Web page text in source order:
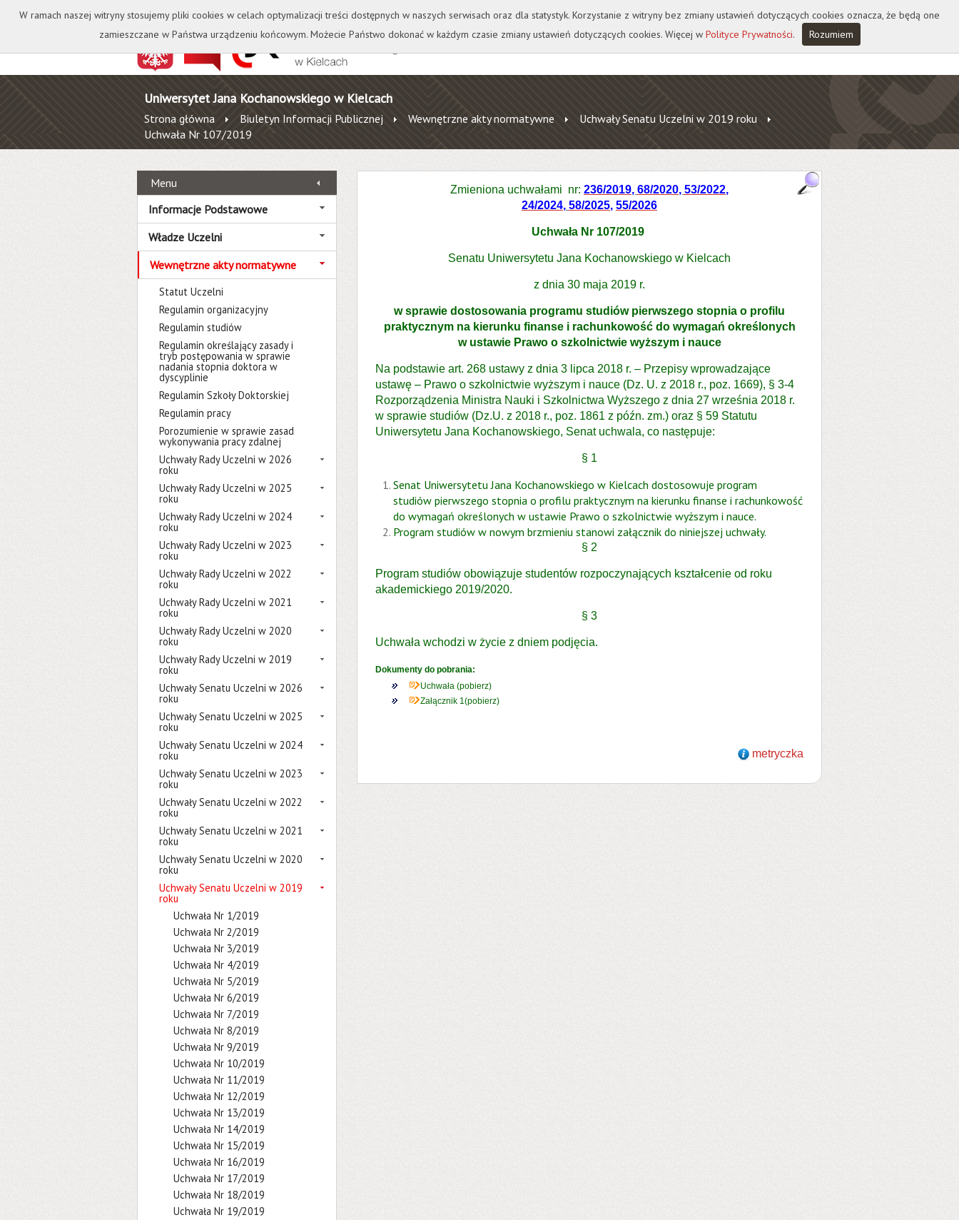
Kontakt Biblioteka Wydawnictwo Wirtualna Uczelnia A A A A
Uniwersytet Jana Kochanowskiego w Kielcach
Strona główna Biuletyn Informacji Publicznej Wewnętrzne akty normatywne
Uchwały Senatu Uczelni w 2019 roku
Uchwała Nr 107/2019
Menu
Informacje Podstawowe
Władze Uczelni
Wewnętrzne akty normatywne
Statut Uczelni
Regulamin organizacyjny
Regulamin studiów
Regulamin określający zasady i
tryb postępowania w sprawie
nadania stopnia doktora w
dyscyplinie
Regulamin Szkoły Doktorskiej
Regulamin pracy
Porozumienie w sprawie zasad
wykonywania pracy zdalnej
Uchwały Rady Uczelni w 2026
roku
Uchwały Rady Uczelni w 2025
roku
Uchwały Rady Uczelni w 2024
roku
Uchwały Rady Uczelni w 2023
roku
Uchwały Rady Uczelni w 2022
roku
Uchwały Rady Uczelni w 2021
roku
Uchwały Rady Uczelni w 2020
roku
Uchwały Rady Uczelni w 2019
roku
Uchwały Senatu Uczelni w 2026
roku
Uchwały Senatu Uczelni w 2025
roku
Uchwały Senatu Uczelni w 2024
roku
Uchwały Senatu Uczelni w 2023
roku
Uchwały Senatu Uczelni w 2022
roku
Uchwały Senatu Uczelni w 2021
roku
Uchwały Senatu Uczelni w 2020
roku
Uchwały Senatu Uczelni w 2019
roku
Uchwała Nr 1/2019
Uchwała Nr 2/2019
Uchwała Nr 3/2019
Uchwała Nr 4/2019
Uchwała Nr 5/2019
Uchwała Nr 6/2019
Uchwała Nr 7/2019
Uchwała Nr 8/2019
Uchwała Nr 9/2019
Uchwała Nr 10/2019
Uchwała Nr 11/2019
Uchwała Nr 12/2019
Uchwała Nr 13/2019
Uchwała Nr 14/2019
Uchwała Nr 15/2019
Uchwała Nr 16/2019
Uchwała Nr 17/2019
Uchwała Nr 18/2019
Uchwała Nr 19/2019
Zmieniona uchwałami nr: 236/2019, 68/2020, 53/2022,
24/2024, 58/2025, 55/2026
Uchwała Nr 107/2019
Senatu Uniwersytetu Jana Kochanowskiego w Kielcach
z dnia 30 maja 2019 r.
w sprawie dostosowania programu studiów pierwszego stopnia o profilu
praktycznym na kierunku finanse i rachunkowość do wymagań określonych
w ustawie Prawo o szkolnictwie wyższym i nauce
Na podstawie art. 268 ustawy z dnia 3 lipca 2018 r. – Przepisy wprowadzające
ustawę – Prawo o szkolnictwie wyższym i nauce (Dz. U. z 2018 r., poz. 1669), § 3-4
Rozporządzenia Ministra Nauki i Szkolnictwa Wyższego z dnia 27 września 2018 r.
w sprawie studiów (Dz.U. z 2018 r., poz. 1861 z późn. zm.) oraz § 59 Statutu
Uniwersytetu Jana Kochanowskiego, Senat uchwala, co następuje:
§ 1
Senat Uniwersytetu Jana Kochanowskiego w Kielcach dostosowuje program
studiów pierwszego stopnia o profilu praktycznym na kierunku finanse i rachunkowość
do wymagań określonych w ustawie Prawo o szkolnictwie wyższym i nauce.
Program studiów w nowym brzmieniu stanowi załącznik do niniejszej uchwały.
§ 2
Program studiów obowiązuje studentów rozpoczynających kształcenie od roku
akademickiego 2019/2020.
§ 3
Uchwała wchodzi w życie z dniem podjęcia.
Dokumenty do pobrania:
Uchwała (pobierz)
Załącznik 1(pobierz)
metryczka
W ramach naszej witryny stosujemy pliki cookies w celach optymalizacji treści dostępnych w naszych serwisach oraz dla statystyk. Korzystanie z witryny bez zmiany ustawień dotyczących cookies oznacza, że będą one
zamieszczane w Państwa urządzeniu końcowym. Możecie Państwo dokonać w każdym czasie zmiany ustawień dotyczących cookies. Więcej w Polityce Prywatności. Rozumiem